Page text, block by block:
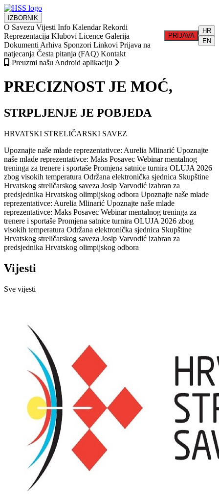
IZBORNIK
O Savezu Vijesti Info Kalendar Rekordi
Reprezentacija Klubovi Licence Galerija
Dokumenti Arhiva Sponzori Linkovi Prijava na
natjecanja Česta pitanja (FAQ) Kontakt
PRIJAVA
HR
EN
Preuzmi našu Android aplikaciju
PRECIZNOST JE MOĆ,
STRPLJENJE JE POBJEDA
HRVATSKI STRELIČARSKI SAVEZ
Upoznajte naše mlade reprezentativce: Aurelia Mlinarić Upoznajte
naše mlade reprezentativce: Maks Posavec Webinar mentalnog
treninga za trenere i sportaše Promjena satnice turnira OLUJA 2026
zbog visokih temperatura Održana elektronička sjednica Skupštine
Hrvatskog streličarskog saveza Josip Varvodić izabran za
predsjednika Hrvatskog olimpijskog odbora Upoznajte naše mlade
reprezentativce: Aurelia Mlinarić Upoznajte naše mlade
reprezentativce: Maks Posavec Webinar mentalnog treninga za
trenere i sportaše Promjena satnice turnira OLUJA 2026 zbog
visokih temperatura Održana elektronička sjednica Skupštine
Hrvatskog streličarskog saveza Josip Varvodić izabran za
predsjednika Hrvatskog olimpijskog odbora
Vijesti
Sve vijesti